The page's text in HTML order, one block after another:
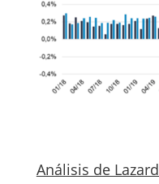
Análisis de